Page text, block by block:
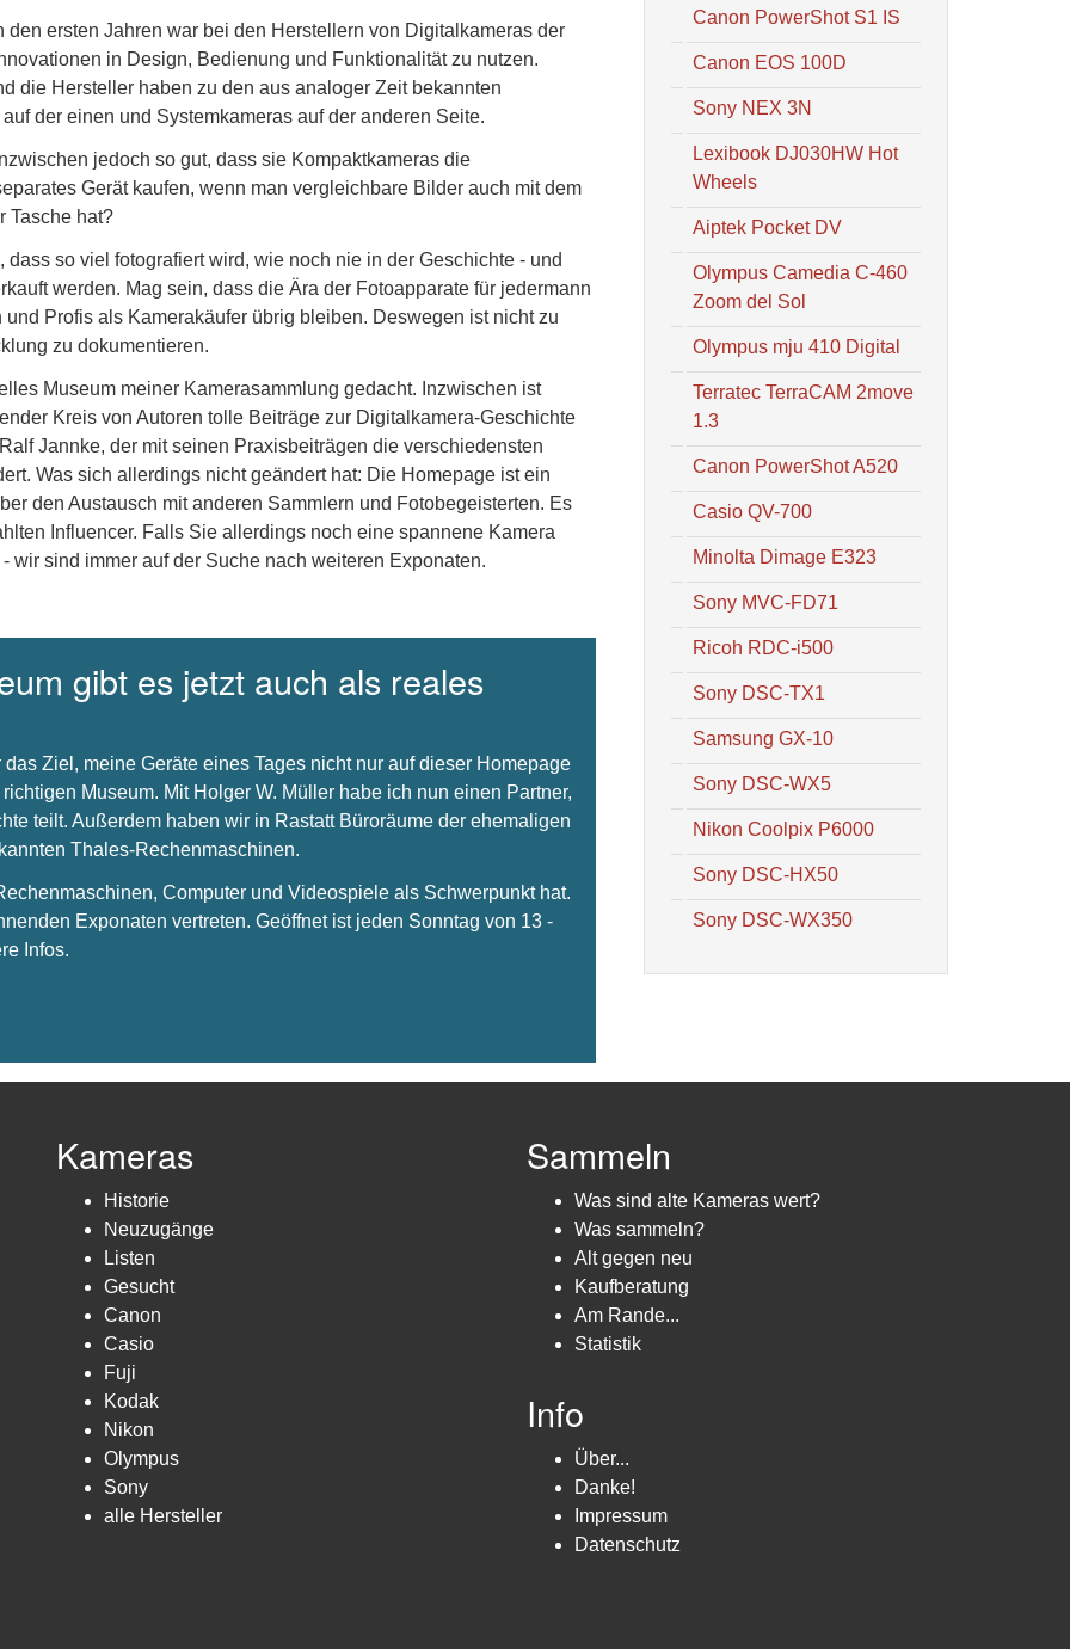
ersten Jahren war bei den Herstellern von Digitalkameras der
in Design, Bedienung und Funktionalität zu nutzen.
die Hersteller haben zu den aus analoger Zeit bekannten
der einen und Systemkameras auf der anderen Seite.
jedoch so gut, dass sie Kompaktkameras die
Gerät kaufen, wenn man vergleichbare Bilder auch mit dem
Tasche hat?
so viel fotografiert wird, wie noch nie in der Geschichte - und
werden. Mag sein, dass die Ära der Fotoapparate für jedermann
Profis als Kamerakäufer übrig bleiben. Deswegen ist nicht zu
zu dokumentieren.
Museum meiner Kamerasammlung gedacht. Inzwischen ist
Kreis von Autoren tolle Beiträge zur Digitalkamera-Geschichte
Jannke, der mit seinen Praxisbeiträgen die verschiedensten
Was sich allerdings nicht geändert hat: Die Homepage ist ein
den Austausch mit anderen Sammlern und Fotobegeisterten. Es
Influencer. Falls Sie allerdings noch eine spannene Kamera
wir sind immer auf der Suche nach weiteren Exponaten.
gibt es jetzt auch als reales
Ziel, meine Geräte eines Tages nicht nur auf dieser Homepage
Museum. Mit Holger W. Müller habe ich nun einen Partner,
teilt. Außerdem haben wir in Rastatt Büroräume der ehemaligen
Thales-Rechenmaschinen.
Computer und Videospiele als Schwerpunkt hat.
Exponaten vertreten. Geöffnet ist jeden Sonntag von 13 -
Infos.
Canon PowerShot S1 IS
Canon EOS 100D
Sony NEX 3N
Lexibook DJ030HW Hot
Wheels
Aiptek Pocket DV
Olympus Camedia C-460
Zoom del Sol
Olympus mju 410 Digital
Terratec TerraCAM 2move
1.3
Canon PowerShot A520
Casio QV-700
Minolta Dimage E323
Sony MVC-FD71
Ricoh RDC-i500
Sony DSC-TX1
Samsung GX-10
Sony DSC-WX5
Nikon Coolpix P6000
Sony DSC-HX50
Sony DSC-WX350
Kameras
Historie
Neuzugänge
Listen
Gesucht
Canon
Casio
Fuji
Kodak
Nikon
Olympus
Sony
alle Hersteller
Sammeln
Was sind alte Kameras wert?
Was sammeln?
Alt gegen neu
Kaufberatung
Am Rande...
Statistik
Info
Über...
Danke!
Impressum
Datenschutz